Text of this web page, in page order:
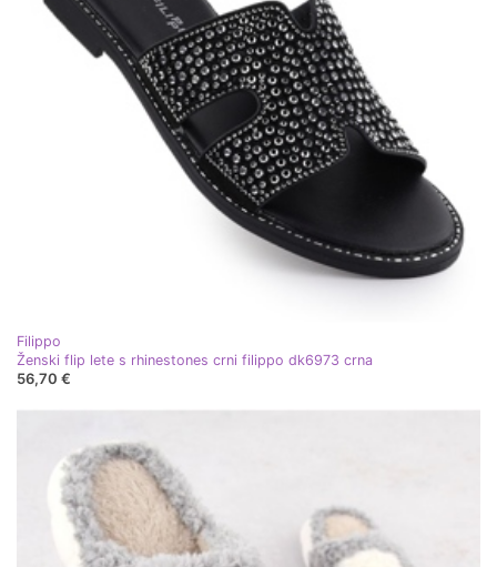
Filippo
Ženski flip lete s rhinestones crni filippo dk6973 crna
56,70 €